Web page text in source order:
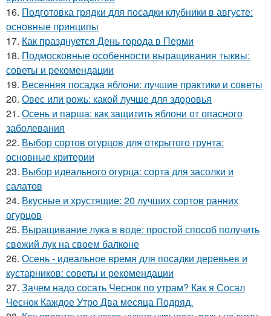
16. Подготовка грядки для посадки клубники в августе:
основные принципы
17. Как празднуется День города в Перми
18. Подмосковные особенности выращивания тыквы:
советы и рекомендации
19. Весенняя посадка яблони: лучшие практики и советы
20. Овес или рожь: какой лучше для здоровья
21. Осень и парша: как защитить яблони от опасного
заболевания
22. Выбор сортов огурцов для открытого грунта:
основные критерии
23. Выбор идеального огурца: сорта для засолки и
салатов
24. Вкусные и хрустящие: 20 лучших сортов ранних
огурцов
25. Выращивание лука в воде: простой способ получить
свежий лук на своем балконе
26. Осень - идеальное время для посадки деревьев и
кустарников: советы и рекомендации
27. Зачем надо сосать Чеснок по утрам? Как я Сосал
Чеснок Каждое Утро Два месяца Подряд.